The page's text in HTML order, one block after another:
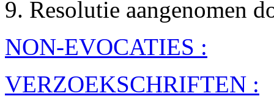
Resolutie aangenomen
NON-EVOCATIES :
VERZOEKSCHRIFTEN :